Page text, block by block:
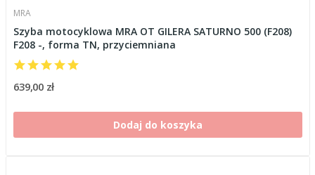
MRA
Szyba motocyklowa MRA OT GILERA SATURNO 500 (F208)
F208 -, forma TN, przyciemniana
639,00 zł
Dodaj do koszyka